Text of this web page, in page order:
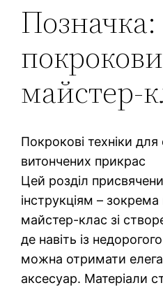
Позначка:
майстер-
Покрокові техніки
витончених прикрас
Цей розділ
інструкціям –
майстер-клас зі
де навіть із
можна отримати
аксесуар. Матеріали